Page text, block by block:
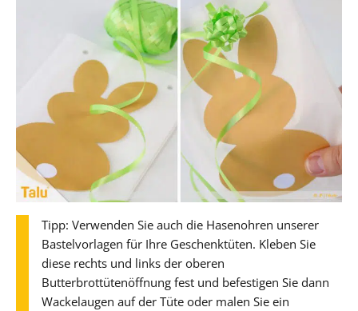
Tipp: Verwenden Sie auch die Hasenohren unserer
Bastelvorlagen für Ihre Geschenktüten. Kleben Sie
diese rechts und links der oberen
Butterbrottütenöffnung fest und befestigen Sie dann
Wackelaugen auf der Tüte oder malen Sie ein